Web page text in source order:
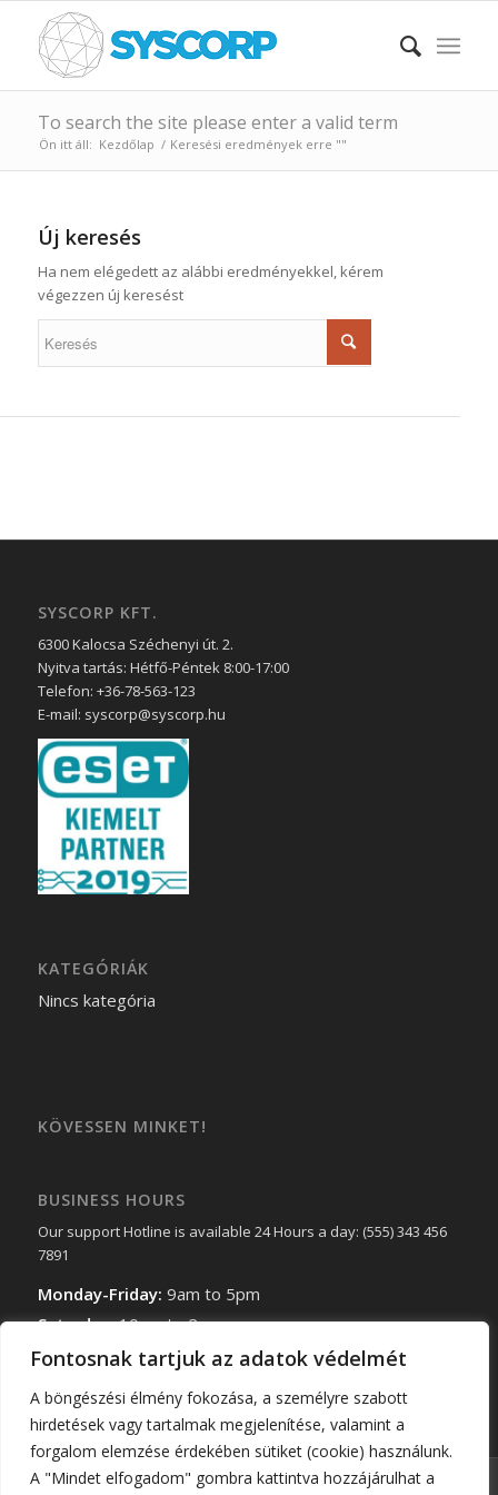
Fontosnak tartjuk az adatok védelmét
A böngészési élmény fokozása, a személyre szabott
hirdetések vagy tartalmak megjelenítése, valamint a
forgalom elemzése érdekében sütiket (cookie) használunk.
A "Mindet elfogadom" gombra kattintva hozzájárulhat a
To search the site please enter a valid term
Ön itt áll: Kezdőlap / Keresési eredmények erre ""
Új keresés
Ha nem elégedett az alábbi eredményekkel, kérem
végezzen új keresést
SYSCORP KFT.
6300 Kalocsa Széchenyi út. 2.
Nyitva tartás: Hétfő-Péntek 8:00-17:00
Telefon: +36-78-563-123
E-mail: syscorp@syscorp.hu
KATEGÓRIÁK
Nincs kategória
KÖVESSEN MINKET!
BUSINESS HOURS
Our support Hotline is available 24 Hours a day: (555) 343 456
7891
Monday-Friday: 9am to 5pm
Saturday:10am to 2pm
Sunday:Closed